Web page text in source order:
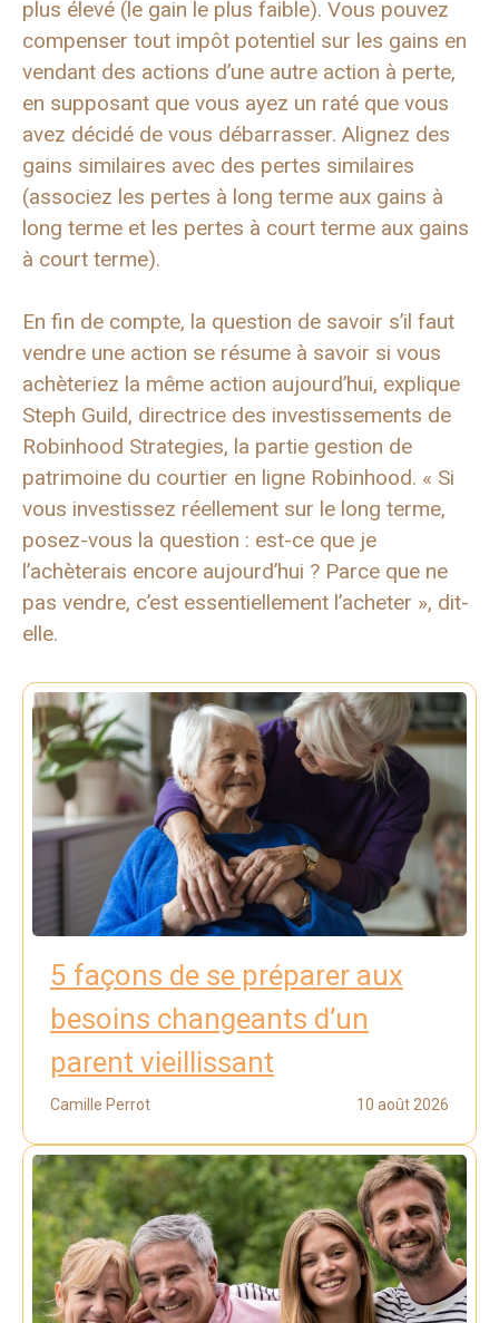
plus élevé (le gain le plus faible). Vous pouvez
compenser tout impôt potentiel sur les gains en
vendant des actions d’une autre action à perte,
en supposant que vous ayez un raté que vous
avez décidé de vous débarrasser. Alignez des
gains similaires avec des pertes similaires
(associez les pertes à long terme aux gains à
long terme et les pertes à court terme aux gains
à court terme).
En fin de compte, la question de savoir s’il faut
vendre une action se résume à savoir si vous
achèteriez la même action aujourd’hui, explique
Steph Guild, directrice des investissements de
Robinhood Strategies, la partie gestion de
patrimoine du courtier en ligne Robinhood. « Si
vous investissez réellement sur le long terme,
posez-vous la question : est-ce que je
l’achèterais encore aujourd’hui ? Parce que ne
pas vendre, c’est essentiellement l’acheter », dit-
elle.
5 façons de se préparer aux
besoins changeants d’un
parent vieillissant
Camille Perrot 10 août 2026